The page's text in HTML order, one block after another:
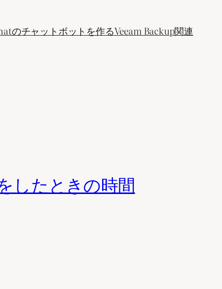
のチャットボットを作るVeeam Backup関連
したときの時間